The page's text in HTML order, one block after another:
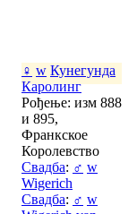
♀ w Кунегунда
Каролинг
Рођење: изм 888
и 895,
Франкское
Королевство
Свадба: ♂ w
Wigerich
Свадба: ♂ w